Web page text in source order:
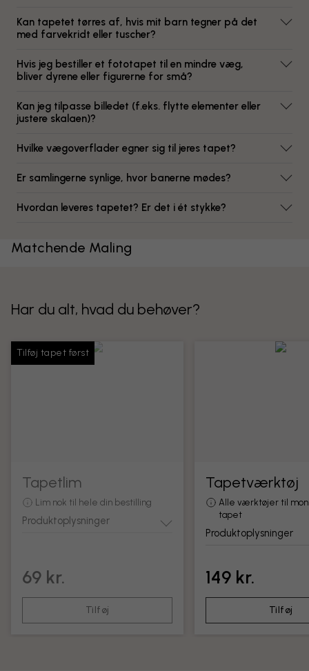
Kan tapetet tørres af, hvis mit barn tegner på det
med farvekridt eller tuscher?
Hvis jeg bestiller et fototapet til en mindre væg,
bliver dyrene eller figurerne for små?
Kan jeg tilpasse billedet (f.eks. flytte elementer eller
justere skalaen)?
Hvilke vægoverflader egner sig til jeres tapet?
Er samlingerne synlige, hvor banerne mødes?
Hvordan leveres tapetet? Er det i ét stykke?
Matchende Maling
Har du alt, hvad du behøver?
Tilføj tapet først
Tapetlim
Lim nok til hele din bestilling
Produktoplysninger
69 kr.
Tilføj
Tapetværktøj
Alle værktøjer til
tapet
Produktoplysninger
149 kr.
Tilføj